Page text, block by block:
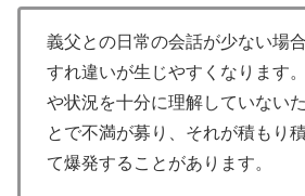
義父との日常の会話が少ない場
すれ違いが生じやすくなります
や状況を十分に理解していない
とで不満が募り、それが積もり
て爆発することがあります。